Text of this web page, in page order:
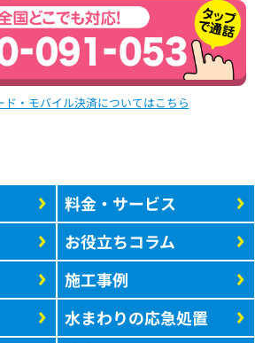
ド・モバイル決済についてはこちら
料金・サービス
お役立ちコラム
施工事例
水まわりの応急処置